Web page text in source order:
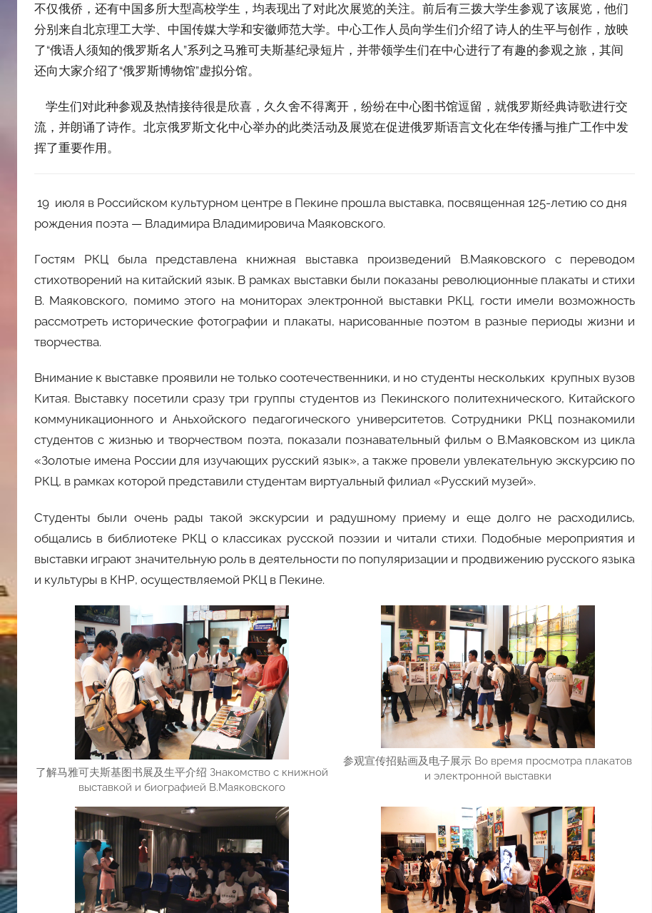
不仅俄侨，还有中国多所大型高校学生，均表现出了对此次展览的关注。前后有三拨大学生参观了该展览，他们
分别来自北京理工大学、中国传媒大学和安徽师范大学。中心工作人员向学生们介绍了诗人的生平与创作，放映
了“俄语人须知的俄罗斯名人”系列之马雅可夫斯基纪录短片，并带领学生们在中心进行了有趣的参观之旅，其间
还向大家介绍了“俄罗斯博物馆”虚拟分馆。
学生们对此种参观及热情接待很是欣喜，久久舍不得离开，纷纷在中心图书馆逗留，就俄罗斯经典诗歌进行交
流，并朗诵了诗作。北京俄罗斯文化中心举办的此类活动及展览在促进俄罗斯语言文化在华传播与推广工作中发
挥了重要作用。
19 июля в Российском культурном центре в Пекине прошла выставка, посвященная 125-летию со дня
рождения поэта — Владимира Владимировича Маяковского.
Гостям РКЦ была представлена книжная выставка произведений В.Маяковского с переводом
стихотворений на китайский язык. В рамках выставки были показаны революционные плакаты и стихи
В. Маяковского, помимо этого на мониторах электронной выставки РКЦ, гости имели возможность
рассмотреть исторические фотографии и плакаты, нарисованные поэтом в разные периоды жизни и
творчества.
Внимание к выставке проявили не только соотечественники, и но студенты нескольких крупных вузов
Китая. Выставку посетили сразу три группы студентов из Пекинского политехнического, Китайского
коммуникационного и Аньхойского педагогического университетов. Сотрудники РКЦ познакомили
студентов с жизнью и творчеством поэта, показали познавательный фильм о В.Маяковском из цикла
«Золотые имена России для изучающих русский язык», а также провели увлекательную экскурсию по
РКЦ, в рамках которой представили студентам виртуальный филиал «Русский музей».
Студенты были очень рады такой экскурсии и радушному приему и еще долго не расходились,
общались в библиотеке РКЦ о классиках русской поэзии и читали стихи. Подобные мероприятия и
выставки играют значительную роль в деятельности по популяризации и продвижению русского языка
и культуры в КНР, осуществляемой РКЦ в Пекине.
了解马雅可夫斯基图书展及生平介绍 Знакомство с книжной
выставкой и биографией В.Маяковского
参观宣传招贴画及电子展示 Во время просмотра плакатов
и электронной выставки